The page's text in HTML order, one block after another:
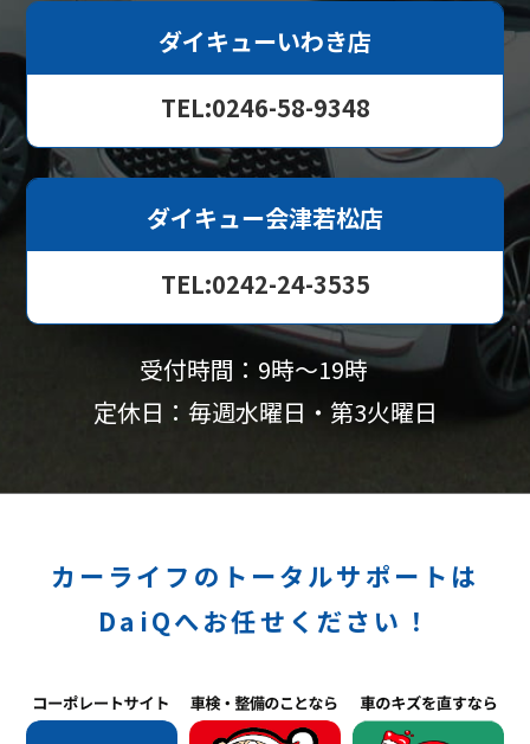
ダイキューいわき店
TEL:0246-58-9348
ダイキュー会津若松店
TEL:0242-24-3535
受付時間：9時〜19時
定休日：毎週水曜日・第3火曜日
カーライフのトータルサポートは
DaiQへお任せください！